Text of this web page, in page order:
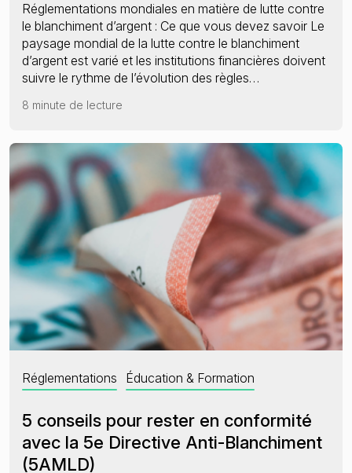
Réglementations mondiales en matière de lutte contre
le blanchiment d’argent : Ce que vous devez savoir Le
paysage mondial de la lutte contre le blanchiment
d’argent est varié et les institutions financières doivent
suivre le rythme de l’évolution des règles…
8 minute de lecture
Réglementations Éducation & Formation
5 conseils pour rester en conformité
avec la 5e Directive Anti-Blanchiment
(5AMLD)